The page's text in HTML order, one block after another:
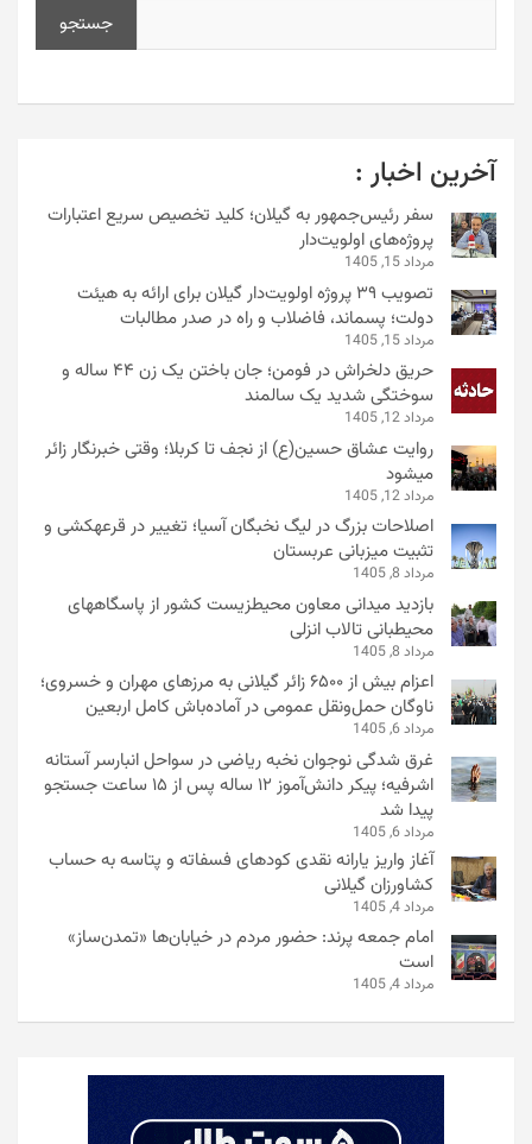
جستجو
آخرین اخبار :
سفر رئیس‌جمهور به گیلان؛ کلید تخصیص سریع اعتبارات
پروژه‌های اولویت‌دار
مرداد 15, 1405
تصویب ۳۹ پروژه اولویت‌دار گیلان برای ارائه به هیئت
دولت؛ پسماند، فاضلاب و راه در صدر مطالبات
مرداد 15, 1405
حریق دلخراش در فومن؛ جان باختن یک زن ۴۴ ساله و
سوختگی شدید یک سالمند
مرداد 12, 1405
روایت عشاق حسین(ع) از نجف تا کربلا؛ وقتی خبرنگار زائر
میشود
مرداد 12, 1405
اصلاحات بزرگ در لیگ نخبگان آسیا؛ تغییر در قرعهکشی و
تثبیت میزبانی عربستان
مرداد 8, 1405
بازدید میدانی معاون محیطزیست کشور از پاسگاههای
محیطبانی تالاب انزلی
مرداد 8, 1405
اعزام بیش از ۶۵۰۰ زائر گیلانی به مرزهای مهران و خسروی؛
ناوگان حمل‌ونقل عمومی در آماده‌باش کامل اربعین
مرداد 6, 1405
غرق شدگی نوجوان نخبه ریاضی در سواحل انبارسر آستانه
اشرفیه؛ پیکر دانش‌آموز ۱۲ ساله پس از ۱۵ ساعت جستجو
پیدا شد
مرداد 6, 1405
آغاز واریز یارانه نقدی کودهای فسفاته و پتاسه به حساب
کشاورزان گیلانی
مرداد 4, 1405
امام جمعه پرند: حضور مردم در خیابان‌ها «تمدن‌ساز»
است
مرداد 4, 1405